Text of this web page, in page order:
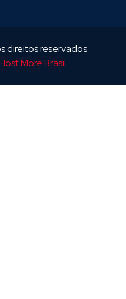
direitos reservados
More Brasil